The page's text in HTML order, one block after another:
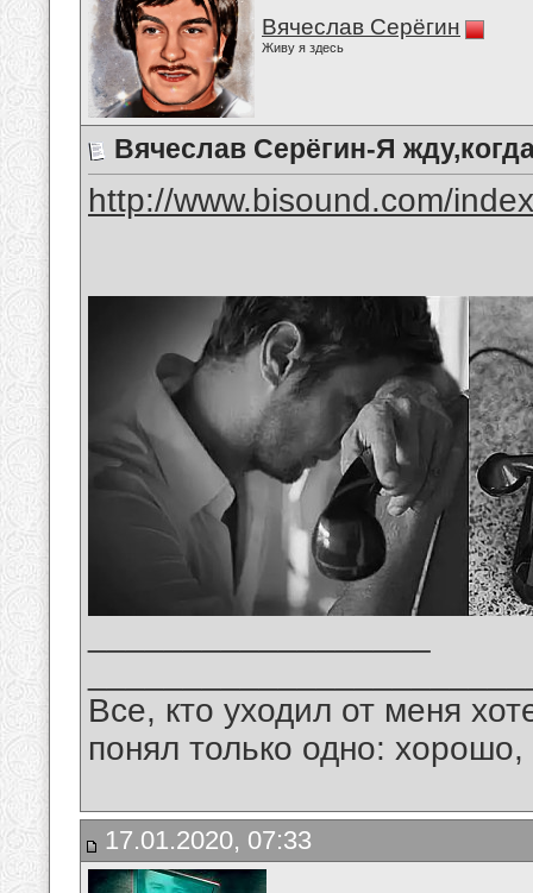
Вячеслав Серёгин
Живу я здесь
Вячеслав Серёгин-Я
http://www.bisound.com/
Все, кто уходил от меня
понял только одно:
17.01.2020, 07:33